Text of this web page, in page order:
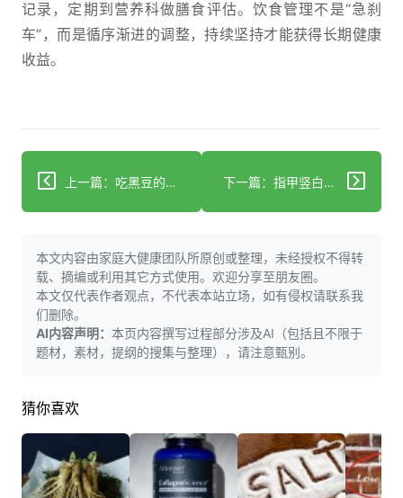
记录，定期到营养科做膳食评估。饮食管理不是“急刹
车”，而是循序渐进的调整，持续坚持才能获得长期健康
收益。
上一篇：吃黑豆的4大科学益处：抗氧化、补营养+实用食用指南 下一篇：指甲竖白线不是灰指甲？3类诱因+4步科学应对
本文内容由家庭大健康团队所原创或整理，未经授权不得转
载、摘编或利用其它方式使用。欢迎分享至朋友圈。
本文仅代表作者观点，不代表本站立场，如有侵权请联系我
们删除。
AI内容声明： 本页内容撰写过程部分涉及AI（包括且不限于
题材，素材，提纲的搜集与整理），请注意甄别。
猜你喜欢